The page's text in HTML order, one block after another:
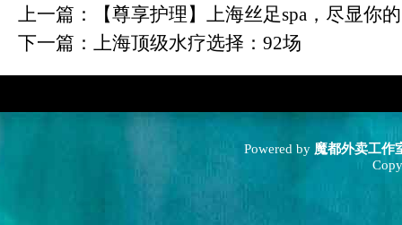
上一篇：
【尊享护理】上海丝足spa，尽显你
下一篇： 上海顶级水疗选择：92场
Powered by 魔都外卖工作